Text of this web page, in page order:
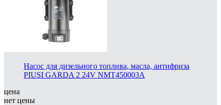
Насос для дизельного топлива, масла, антифриза
PIUSI GARDA 2 24V NMT450003A
цена
нет цены